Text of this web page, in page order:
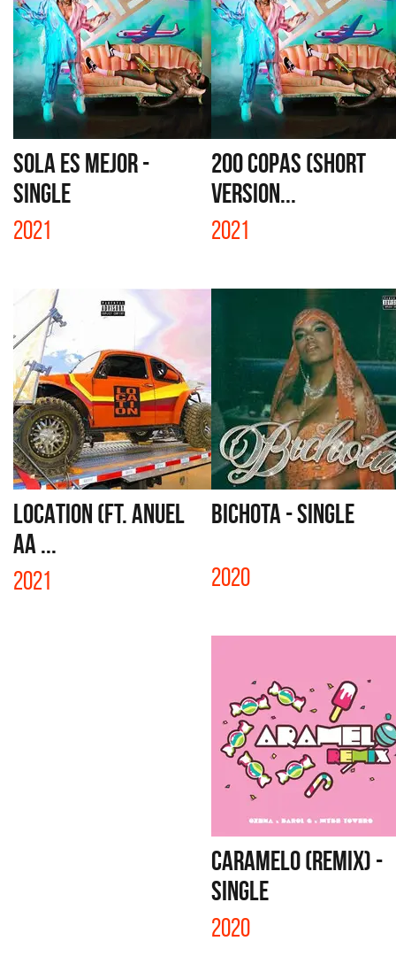
SOLA ES MEJOR -
SINGLE
2021
200 COPAS (SHORT
VERSION...
2021
LOCATION (FT. ANUEL
AA ...
2021
BICHOTA - SINGLE
2020
CARAMELO (REMIX) -
SINGLE
2020